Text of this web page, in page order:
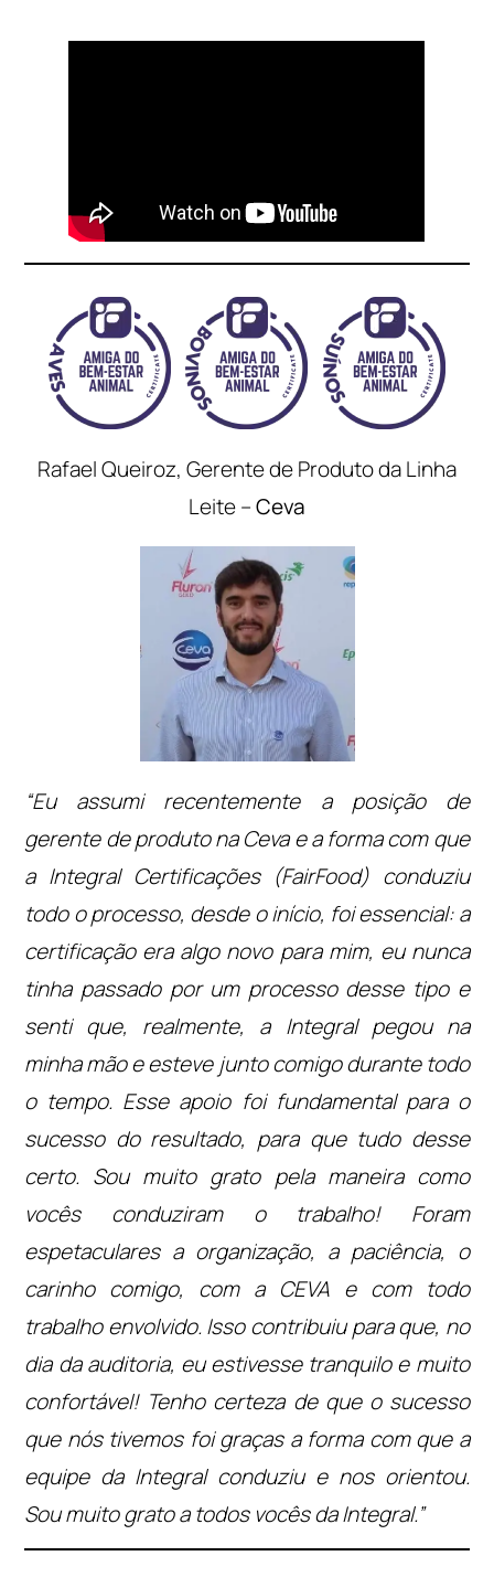
Rafael Queiroz, Gerente de Produto da Linha
Leite –Ceva
“Eu assumi recentemente a posição de
gerente de produto na Ceva e a forma com que
a Integral Certificações (FairFood) conduziu
todo o processo, desde o início, foi essencial: a
certificação era algo novo para mim, eu nunca
tinha passado por um processo desse tipo e
senti que, realmente, a Integral pegou na
minha mão e esteve junto comigo durante todo
o tempo. Esse apoio foi fundamental para o
sucesso do resultado, para que tudo desse
certo. Sou muito grato pela maneira como
vocês conduziram o trabalho! Foram
espetaculares a organização, a paciência, o
carinho comigo, com a CEVA e com todo
trabalho envolvido. Isso contribuiu para que, no
dia da auditoria, eu estivesse tranquilo e muito
confortável! Tenho certeza de que o sucesso
que nós tivemos foi graças a forma com que a
equipe da Integral conduziu e nos orientou.
Sou muito grato a todos vocês da Integral.”